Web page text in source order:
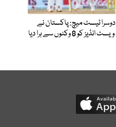
دوسرا ٹیسٹ میچ: پاکستان نے
ویسٹ انڈیز کو 8 وکٹوں سے ہرا دیا